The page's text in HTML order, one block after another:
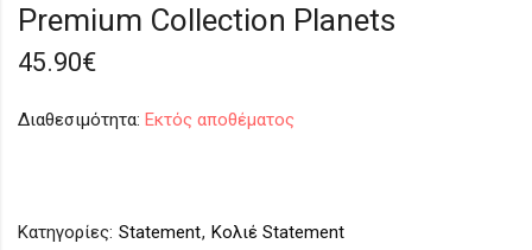
Premium Collection Planets
45.90€
Διαθεσιμότητα: Εκτός αποθέματος
Κατηγορίες: Statement, Κολιέ Statement